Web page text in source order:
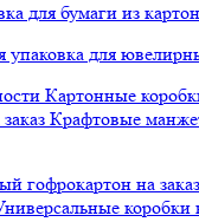
для бумаги из
упаковка для
Картонные
Крафтовые
гофрокартон на заказ
коробки